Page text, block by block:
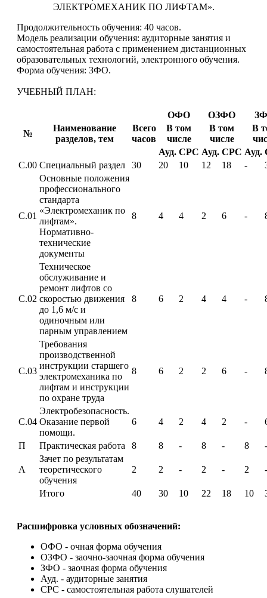
ЭЛЕКТРОМЕХАНИК ПО ЛИФТАМ».
Продолжительность обучения: 40 часов.
Модель реализации обучения: аудиторные занятия и
самостоятельная работа с применением дистанционных
образовательных технологий, электронного обучения.
Форма обучения: ЗФО.
УЧЕБНЫЙ ПЛАН:
№
Наименование
разделов, тем
Всего
часов
ОФО ОЗФО
В том
числе
В том
числе
В
Ауд. СРС Ауд. СРС Ауд.
С.00 Специальный раздел 30 20 10 12 18 -
С.01
Основные положения
профессионального
стандарта
«Электромеханик по
лифтам».
Нормативно-
технические
документы
8 4 4 2 6 -
С.02
Техническое
обслуживание и
ремонт лифтов со
скоростью движения
до 1,6 м/с и
одиночным или
парным управлением
8 6 2 4 4 -
С.03
Требования
производственной
инструкции старшего
электромеханика по
лифтам и инструкции
по охране труда
8 6 2 2 6 -
С.04
Электробезопасность.
Оказание первой
помощи.
6 4 2 4 2 -
П Практическая работа 8 8 - 8 - 8 -
А
Зачет по результатам
теоретического
обучения
2 2 - 2 - 2 -
Итого 40 30 10 22 18 10
Расшифровка условных обозначений:
ОФО - очная форма обучения
ОЗФО - заочно-заочная форма обучения
ЗФО - заочная форма обучения
Ауд. - аудиторные занятия
СРС - самостоятельная работа слушателей